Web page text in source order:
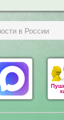
в России